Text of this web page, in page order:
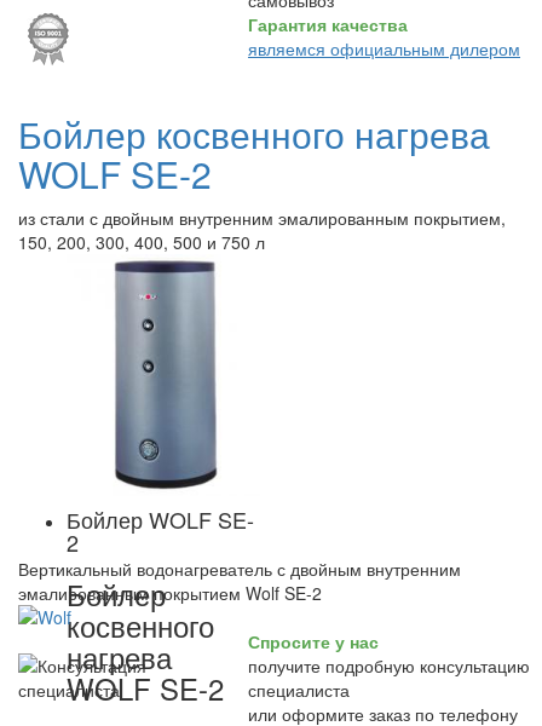
Гарантия качества
являемся официальным дилером
Бойлер косвенного нагрева
WOLF SE-2
из стали с двойным внутренним эмалированным покрытием,
150, 200, 300, 400, 500 и 750 л
Бойлер WOLF SE-
2
Бойлер
косвенного
нагрева
WOLF SE-2
Вертикальный водонагреватель с двойным внутренним
эмалированным покрытием Wolf SE-2
Спросите у нас
получите подробную консультацию
специалиста
или оформите заказ по телефону